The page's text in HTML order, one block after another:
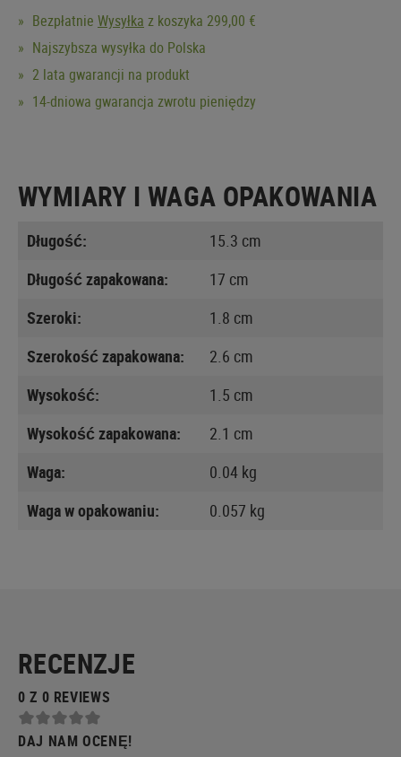
Bezpłatnie Wysyłka z koszyka 299,00 €
Najszybsza wysyłka do Polska
2 lata gwarancji na produkt
14-dniowa gwarancja zwrotu pieniędzy
WYMIARY I WAGA OPAKOWANIA
Długość:
15.3 cm
Długość zapakowana:
17 cm
Szeroki:
1.8 cm
Szerokość zapakowana:
2.6 cm
Wysokość:
1.5 cm
Wysokość zapakowana:
2.1 cm
Waga:
0.04 kg
Waga w opakowaniu:
0.057 kg
RECENZJE
0 Z 0 REVIEWS
DAJ NAM OCENĘ!